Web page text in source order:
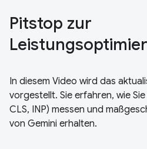
Pitstop zur
In diesem Video wird das
vorgestellt. Sie erfahren, wie
CLS, INP) messen und
von Gemini erhalten.